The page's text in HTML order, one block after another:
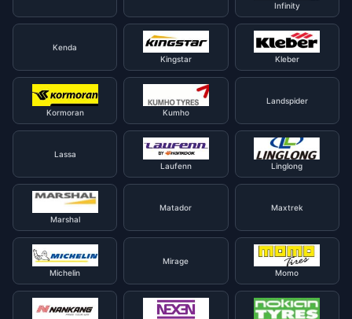
Infinity
Kenda
Kingstar
Kleber
Kormoran Kumho
Landspider
Lassa
Laufenn
Linglong
Marshal
Matador Maxtrek
Michelin
Mirage
Momo